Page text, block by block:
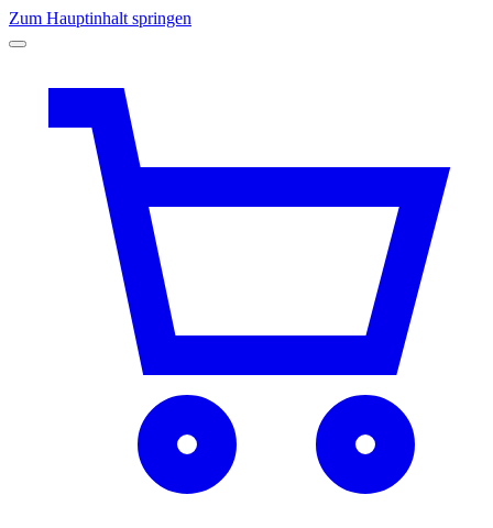
Zum Hauptinhalt springen